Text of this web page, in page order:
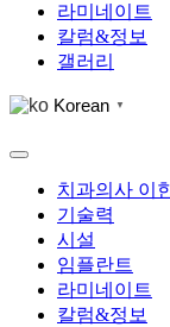
라미네이트
칼럼&정보
갤러리
Korean ▼
치과의사 이
기술력
시설
임플란트
라미네이트
칼럼&정보